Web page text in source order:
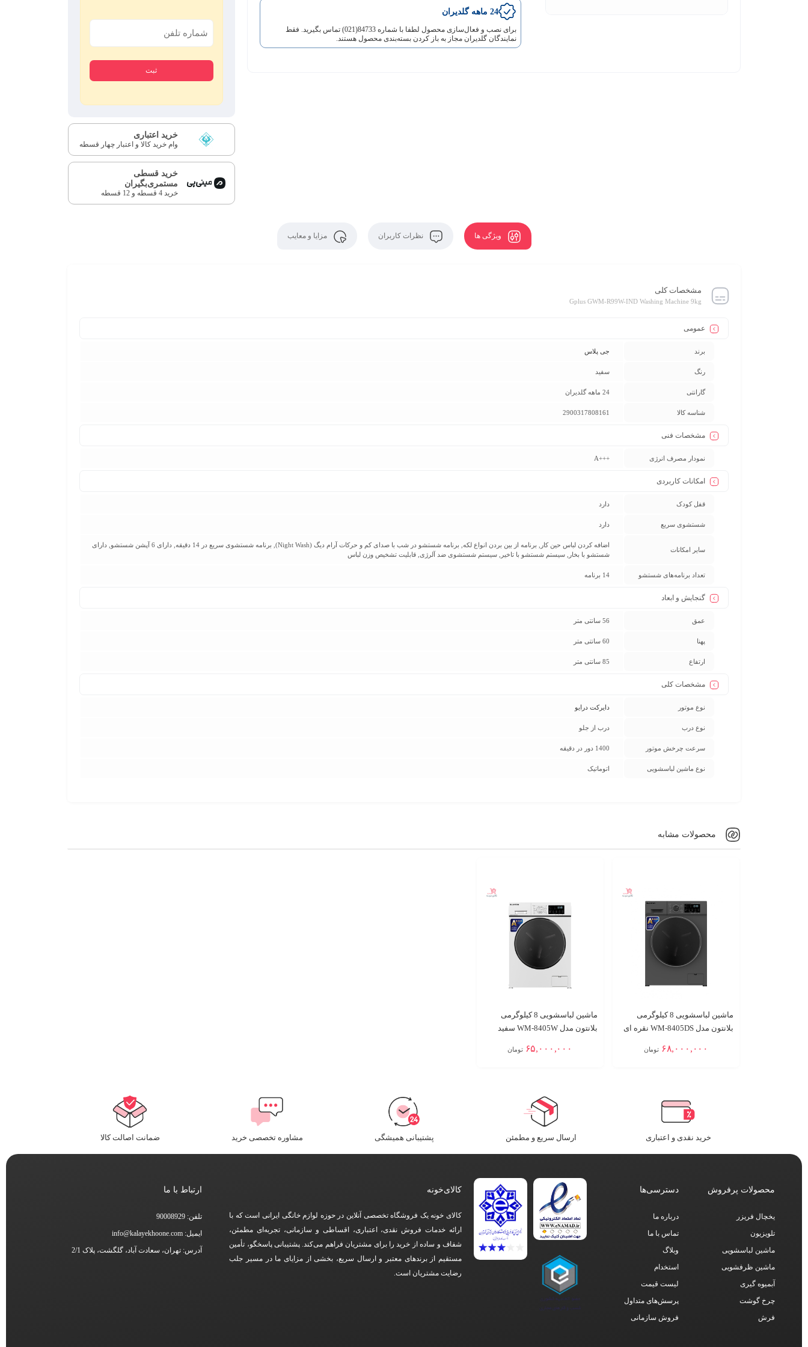
24 ماهه گلدیران
برای نصب و فعال‌سازی محصول لطفا با شماره 84733(021) تماس بگیرید. فقط
نمایندگان گلدیران مجاز به باز کردن بسته‌بندی محصول هستند.
خرید اعتباری
وام خرید کالا و اعتبار چهار قسطه
خرید قسطی
مستمری‌بگیران
خرید 4 قسطه و 12 قسطه
ویژگی ها نظرات کاربران مزایا و معایب
مشخصات کلی
Gplus GWM-R99W-IND Washing Machine 9kg
عمومی
برند جی پلاس
رنگ سفید
گارانتی 24 ماهه گلدیران
شناسه کالا 2900317808161
مشخصات فنی
نمودار مصرف انرژی +++A
امکانات کاربردی
قفل کودک دارد
شستشوی سریع دارد
سایر امکانات
اضافه کردن لباس حین کار, برنامه از بین بردن انواع لکه, برنامه شستشو در شب با صدای کم و حرکات آرام دیگ (Night Wash), برنامه شستشوی سریع در 14 دقیقه, دارای 6 آپشن شستشو, دارای
شستشو با بخار, سیستم شستشو با تاخیر, سیستم شستشوی ضد آلرژی, قابلیت تشخیص وزن لباس
تعداد برنامه‌های شستشو 14 برنامه
گنجایش و ابعاد
عمق 56 سانتی متر
پهنا 60 سانتی متر
ارتفاع 85 سانتی متر
مشخصات کلی
نوع موتور دایرکت درایو
نوع درب درب از جلو
سرعت چرخش موتور 1400 دور در دقیقه
نوع ماشین لباسشویی اتوماتیک
محصولات مشابه
ماشین لباسشویی 8 کیلوگرمی
بلانتون مدل WM-8405DS نقره ای
۶۸,۰۰۰,۰۰۰ تومان
ماشین لباسشویی 8 کیلوگرمی
بلانتون مدل WM-8405W سفید
۶۵,۰۰۰,۰۰۰ تومان
خرید نقدی و اعتباری ارسال سریع و مطمئن​ پشتیبانی همیشگی مشاوره تخصصی خرید ضمانت اصالت کالا
محصولات پرفروش
یخچال فریزر
تلویزیون
ماشین لباسشویی
ماشین ظرفشویی
آبمیوه گیری
چرخ گوشت
فرش
دسترسی‌ها
درباره ما
تماس با ما
وبلاگ
استخدام
لیست قیمت
پرسش‌های متداول
فروش سازمانی
کالای‌خونه
کالای خونه یک فروشگاه تخصصی آنلاین در حوزه لوازم خانگی ایرانی است که با
ارائه خدمات فروش نقدی، اعتباری، اقساطی و سازمانی، تجربه‌ای مطمئن،
شفاف و ساده از خرید را برای مشتریان فراهم می‌کند. پشتیبانی پاسخگو، تأمین
مستقیم از برندهای معتبر و ارسال سریع، بخشی از مزایای ما در مسیر جلب
رضایت مشتریان است.
ارتباط با ما
تلفن: 90008929
ایمیل: info@kalayekhoone.com
آدرس: تهران، سعادت آباد، گلگشت، پلاک 2/1